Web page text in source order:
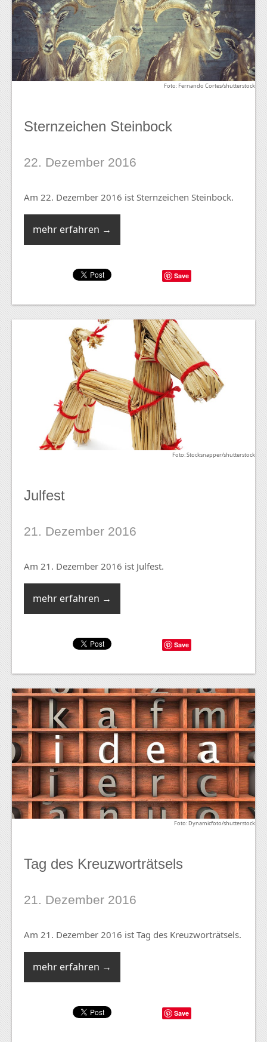
Foto: Fernando Cortes/shutterstock
Sternzeichen Steinbock
22. Dezember 2016
Am 22. Dezember 2016 ist Sternzeichen Steinbock.
mehr erfahren →
Save
Foto: Stocksnapper/shutterstock
Julfest
21. Dezember 2016
Am 21. Dezember 2016 ist Julfest.
mehr erfahren →
Save
Foto: Dynamicfoto/shutterstock
Tag des Kreuzworträtsels
21. Dezember 2016
Am 21. Dezember 2016 ist Tag des Kreuzworträtsels.
mehr erfahren →
Save